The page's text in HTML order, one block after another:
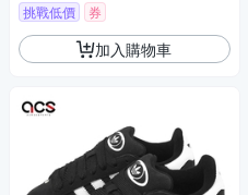
挑戰低價
券
加入購物車